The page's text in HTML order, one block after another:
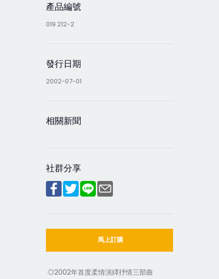
產品編號
019 212-2
發行日期
2002-07-01
相關新聞
社群分享
馬上訂購
◎2002年首度柔情演繹抒情三部曲